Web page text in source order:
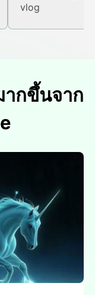
vlog
กขึ้นจาก